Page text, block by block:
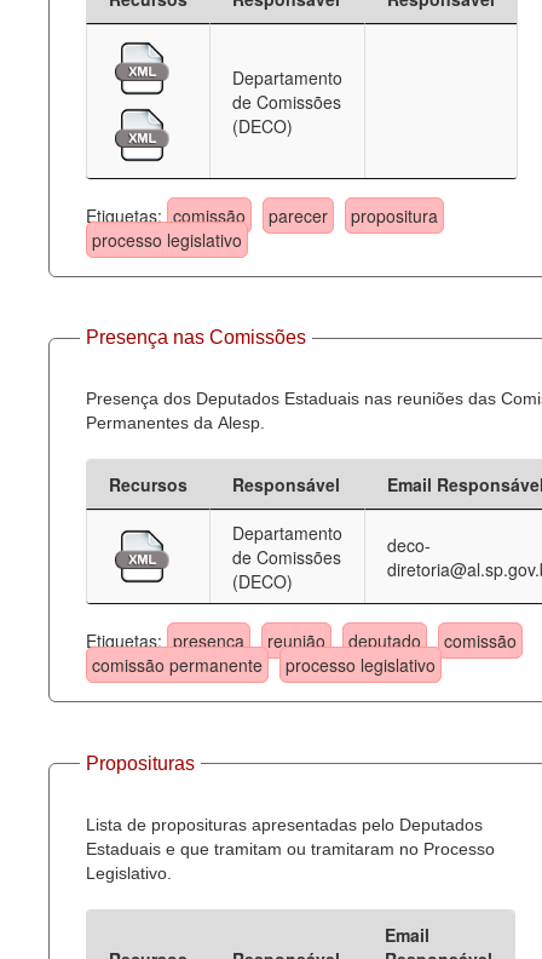
Departamento
de Comissões
(DECO)
Etiquetas: comissão parecer
propositura
processo legislativo
Presença nas Comissões
Presença dos Deputados Estaduais nas reuniões das
Permanentes da Alesp.
Recursos Responsável
Email
Departamento
de Comissões
(DECO)
deco-
Etiquetas: presença reunião deputado
comissão
comissão permanente
processo legislativo
Proposituras
Lista de proposituras apresentadas pelo Deputados
Estaduais e que tramitam ou tramitaram no Processo
Legislativo.
Email